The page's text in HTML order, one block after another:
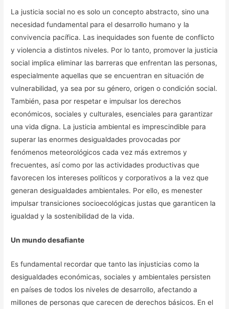
La justicia social no es solo un concepto abstracto, sino una
necesidad fundamental para el desarrollo humano y la
convivencia pacífica. Las inequidades son fuente de conflicto
y violencia a distintos niveles. Por lo tanto, promover la justicia
social implica eliminar las barreras que enfrentan las personas,
especialmente aquellas que se encuentran en situación de
vulnerabilidad, ya sea por su género, origen o condición social.
También, pasa por respetar e impulsar los derechos
económicos, sociales y culturales, esenciales para garantizar
una vida digna. La justicia ambiental es imprescindible para
superar las enormes desigualdades provocadas por
fenómenos meteorológicos cada vez más extremos y
frecuentes, así como por las actividades productivas que
favorecen los intereses políticos y corporativos a la vez que
generan desigualdades ambientales. Por ello, es menester
impulsar transiciones socioecológicas justas que garanticen la
igualdad y la sostenibilidad de la vida.
Un mundo desafiante
Es fundamental recordar que tanto las injusticias como la
desigualdades económicas, sociales y ambientales persisten
en países de todos los niveles de desarrollo, afectando a
millones de personas que carecen de derechos básicos. En el